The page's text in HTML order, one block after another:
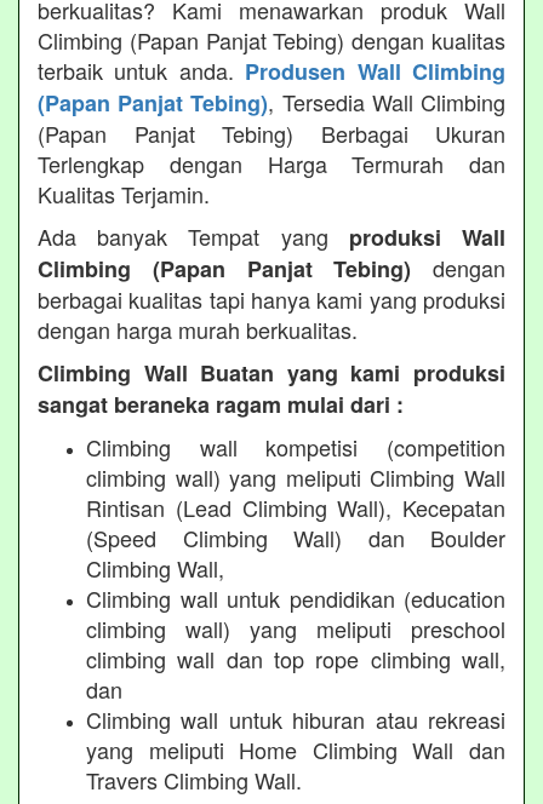
berkualitas? Kami menawarkan produk Wall
Climbing (Papan Panjat Tebing) dengan kualitas
terbaik untuk anda. Produsen Wall Climbing
(Papan Panjat Tebing), Tersedia Wall Climbing
(Papan Panjat Tebing) Berbagai Ukuran
Terlengkap dengan Harga Termurah dan
Kualitas Terjamin.
Ada banyak Tempat yang produksi Wall
Climbing (Papan Panjat Tebing) dengan
berbagai kualitas tapi hanya kami yang produksi
dengan harga murah berkualitas.
Climbing Wall Buatan yang kami produksi
sangat beraneka ragam mulai dari :
Climbing wall kompetisi (competition
climbing wall) yang meliputi Climbing Wall
Rintisan (Lead Climbing Wall), Kecepatan
(Speed Climbing Wall) dan Boulder
Climbing Wall,
Climbing wall untuk pendidikan (education
climbing wall) yang meliputi preschool
climbing wall dan top rope climbing wall,
dan
Climbing wall untuk hiburan atau rekreasi
yang meliputi Home Climbing Wall dan
Travers Climbing Wall.